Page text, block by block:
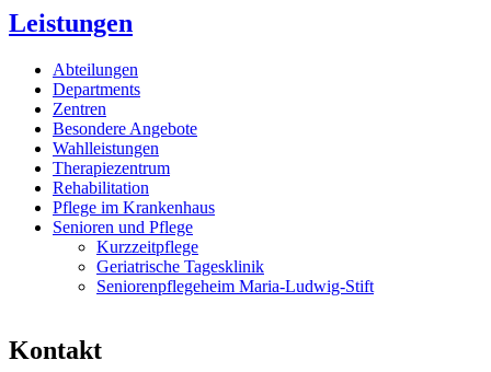
Leistungen
Abteilungen
Departments
Zentren
Besondere Angebote
Wahlleistungen
Therapiezentrum
Rehabilitation
Pflege im Krankenhaus
Senioren und Pflege
Kurzzeitpflege
Geriatrische Tagesklinik
Seniorenpflegeheim Maria-Ludwig-Stift
Kontakt